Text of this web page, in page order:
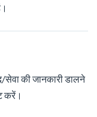
की जानकारी डालने
करें।